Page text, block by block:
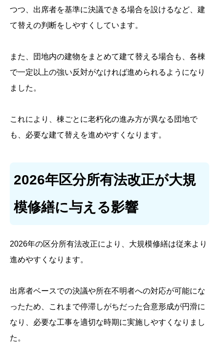
つつ、出席者を基準に決議できる場合を設けるなど、建
て替えの判断をしやすくしています。
また、団地内の建物をまとめて建て替える場合も、各棟
で一定以上の強い反対がなければ進められるようになり
ました。
これにより、棟ごとに老朽化の進み方が異なる団地で
も、必要な建て替えを進めやすくなります。
2026年区分所有法改正が大規
模修繕に与える影響
2026年の区分所有法改正により、大規模修繕は従来より
進めやすくなります。
出席者ベースでの決議や所在不明者への対応が可能にな
ったため、これまで停滞しがちだった合意形成が円滑に
なり、必要な工事を適切な時期に実施しやすくなりまし
た。